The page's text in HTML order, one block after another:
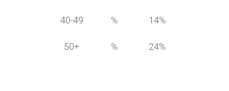
40-49 % 14%
50+ % 24%